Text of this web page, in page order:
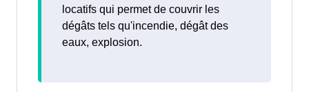
locatifs qui permet de couvrir les
dégâts tels qu'incendie, dégât des
eaux, explosion.